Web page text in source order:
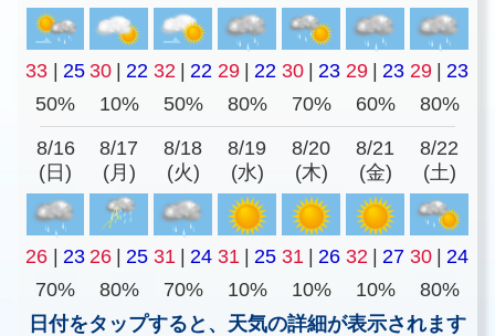
33 25 30 22 32 22 29 22 30 23 29 23 29
23
50%
10% 50% 80% 70% 60% 80%
8/16
(日)
8/17
(月)
8/18
(火)
8/19
(水)
8/20
(木)
8/21
(金)
8/22
(土)
26 23 26 25 31 24 31 25 31 26 32 27 30
24
70%
80% 70% 10% 10% 10%
80%
日付をタップすると、天気の詳細が表示されます